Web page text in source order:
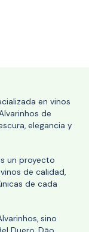
en vinos
de
elegancia y
un proyecto
de calidad,
de cada
sino